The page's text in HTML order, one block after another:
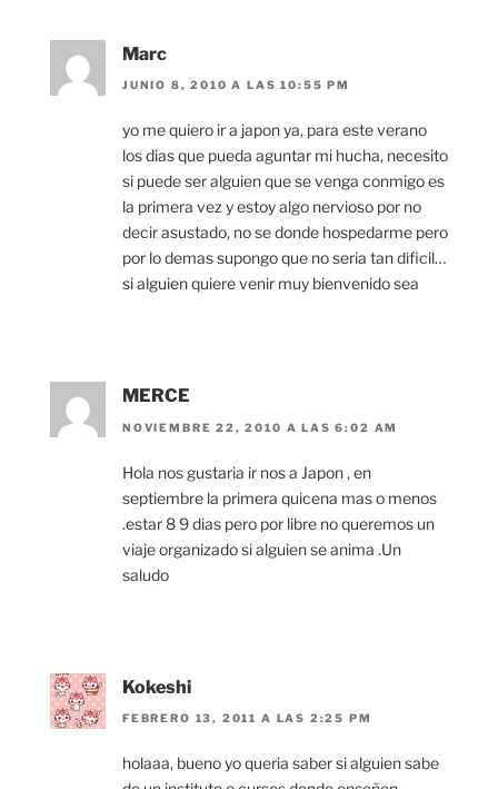
Marc
JUNIO 8, 2010 A LAS 10:55 PM
yo me quiero ir a japon ya, para este verano
los dias que pueda aguntar mi hucha, necesito
si puede ser alguien que se venga conmigo es
la primera vez y estoy algo nervioso por no
decir asustado, no se donde hospedarme pero
por lo demas supongo que no seria tan dificil…
si alguien quiere venir muy bienvenido sea
MERCE
NOVIEMBRE 22, 2010 A LAS 6:02 AM
Hola nos gustaria ir nos a Japon , en
septiembre la primera quicena mas o menos
.estar 8 9 dias pero por libre no queremos un
viaje organizado si alguien se anima .Un
saludo
Kokeshi
FEBRERO 13, 2011 A LAS 2:25 PM
holaaa, bueno yo queria saber si alguien sabe